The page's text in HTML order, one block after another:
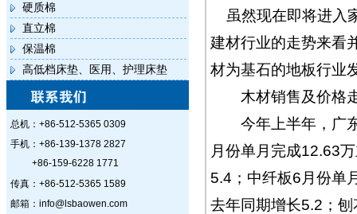
硬质棉
直立棉
保温棉
高低档床垫、医用、护理床垫
总机：+86-512-5365 0309
手机：+86-139-1378 2827
+86-159-6228 1771
传真：+86-512-5365 1589
邮箱：info@lsbaowen.com
虽然现在即将进入
建材行业的走势来看
材为基石的地板行业
木材销售及价格
今年上半年，广东
月份单月完成12.63
5.4；中纤板6月份单
去年同期增长5.2；